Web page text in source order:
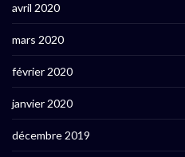
avril 2020
mars 2020
février 2020
janvier 2020
décembre 2019